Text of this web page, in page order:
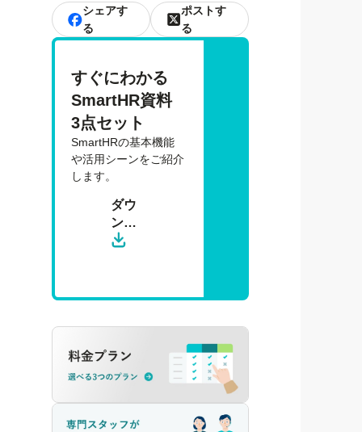
シェアす
る
ポストす
る
すぐにわかる
SmartHR資料
3点セット
SmartHRの基本機能
や活用シーンをご紹介
します。
ダウ
ン
ロー